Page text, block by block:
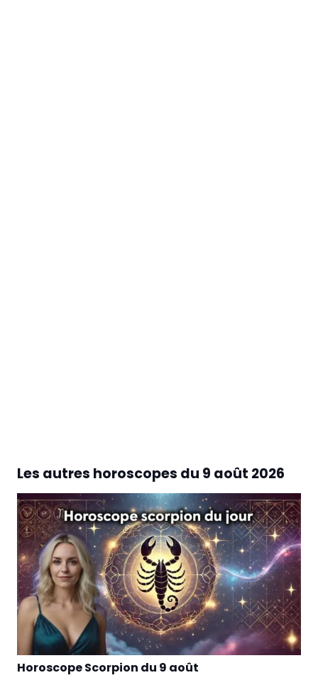
Les autres horoscopes du 9 août 2026
Horoscope Scorpion du 9 août